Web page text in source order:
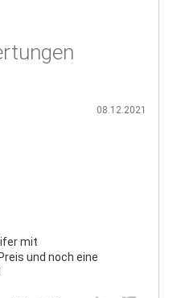
08.12.2021
mit
und noch eine